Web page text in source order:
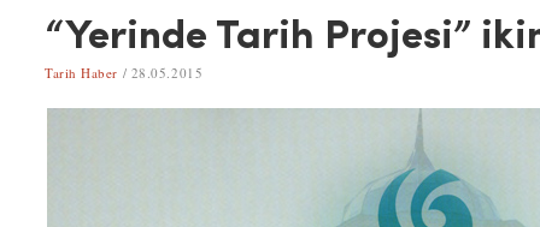
“Yerinde Tarih Projesi”
Tarih Haber / 28.05.2015